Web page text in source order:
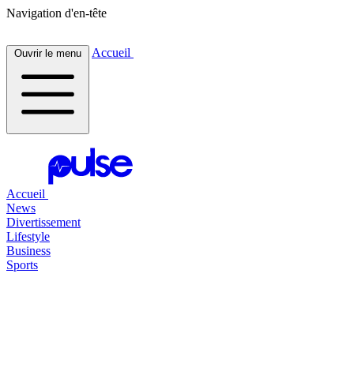
Navigation d'en-tête
Ouvrir le menu Accueil
Accueil
News
Divertissement
Lifestyle
Business
Sports